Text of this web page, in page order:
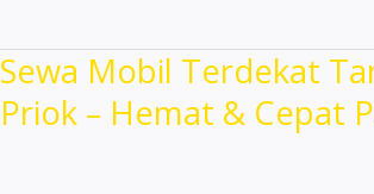
Sewa Mobil Terdekat
Priok – Hemat & Cepat